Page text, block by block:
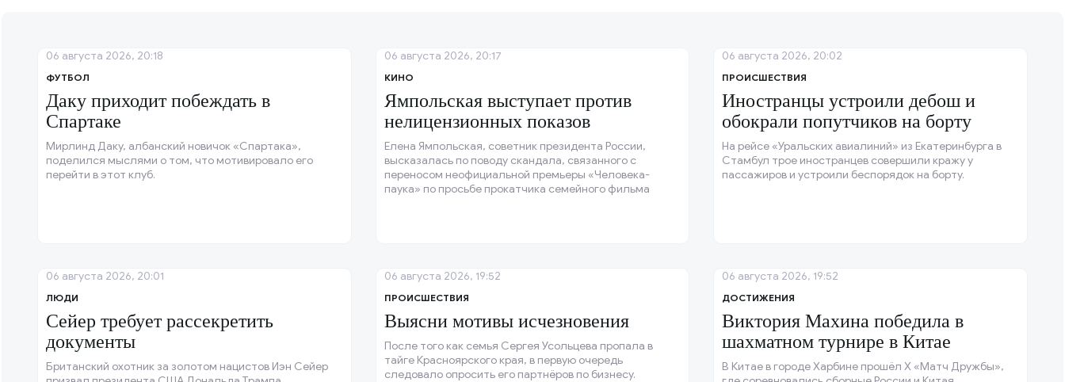
ФУТБОЛ
Даку приходит побеждать в
Спартаке
Мирлинд Даку, албанский новичок «Спартака»,
поделился мыслями о том, что мотивировало его
перейти в этот клуб.
06 августа 2026, 20:18
КИНО
Ямпольская выступает против
нелицензионных показов
Елена Ямпольская, советник президента России,
высказалась по поводу скандала, связанного с
переносом неофициальной премьеры «Человека-
паука» по просьбе прокатчика семейного фильма
06 августа 2026, 20:17
ПРОИСШЕСТВИЯ
Иностранцы устроили дебош и
обокрали попутчиков на борту
На рейсе «Уральских авиалиний» из Екатеринбурга в
Стамбул трое иностранцев совершили кражу у
пассажиров и устроили беспорядок на борту.
06 августа 2026, 20:02
ЛЮДИ
Сейер требует рассекретить
документы
Британский охотник за золотом нацистов Иэн Сейер
06 августа 2026, 20:01
ПРОИСШЕСТВИЯ
Выясни мотивы исчезновения
После того как семья Сергея Усольцева пропала в
тайге Красноярского края, в первую очередь
следовало опросить его партнёров по бизнесу.
06 августа 2026, 19:52
ДОСТИЖЕНИЯ
Виктория Махина победила в
шахматном турнире в Китае
В Китае в городе Харбине прошёл X «Матч Дружбы»,
06 августа 2026, 19:52